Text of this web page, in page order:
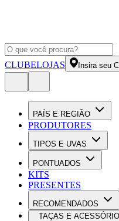
CLUBELOJAS Insira seu
PAÍS E REGIÃO
PRODUTORES
TIPOS E UVAS
PONTUADOS
KITS
PRESENTES
RECOMENDADOS
TAÇAS E